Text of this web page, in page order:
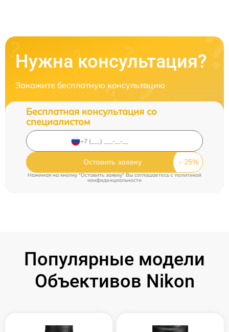
Нужна консультация?
Закажите бесплатную консультацию
Бесплатная консультация со
специалистом
Оставить заявку
Нажимая на кнопку "Оставить заявку" Вы соглашаетесь cполитикой
конфиденциальности
Популярные модели
Объективов Nikon